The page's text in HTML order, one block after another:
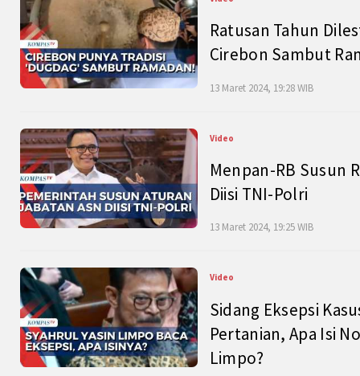
Ratusan Tahun
Cirebon Sambut
13 Maret 2024, 19:28 WIB
Video
Menpan-RB Susun
Diisi TNI-Polri
13 Maret 2024, 19:25 WIB
Video
Sidang Eksepsi
Pertanian, Apa Isi
Limpo?